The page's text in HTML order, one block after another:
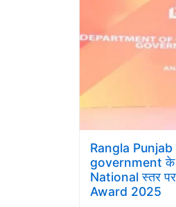
Rangla
government के
National स्तर
Award 2025